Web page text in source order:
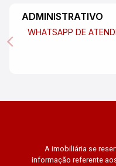
ADMINISTRATIVO
WHATSAPP DE
A imobiliária se
informação referente